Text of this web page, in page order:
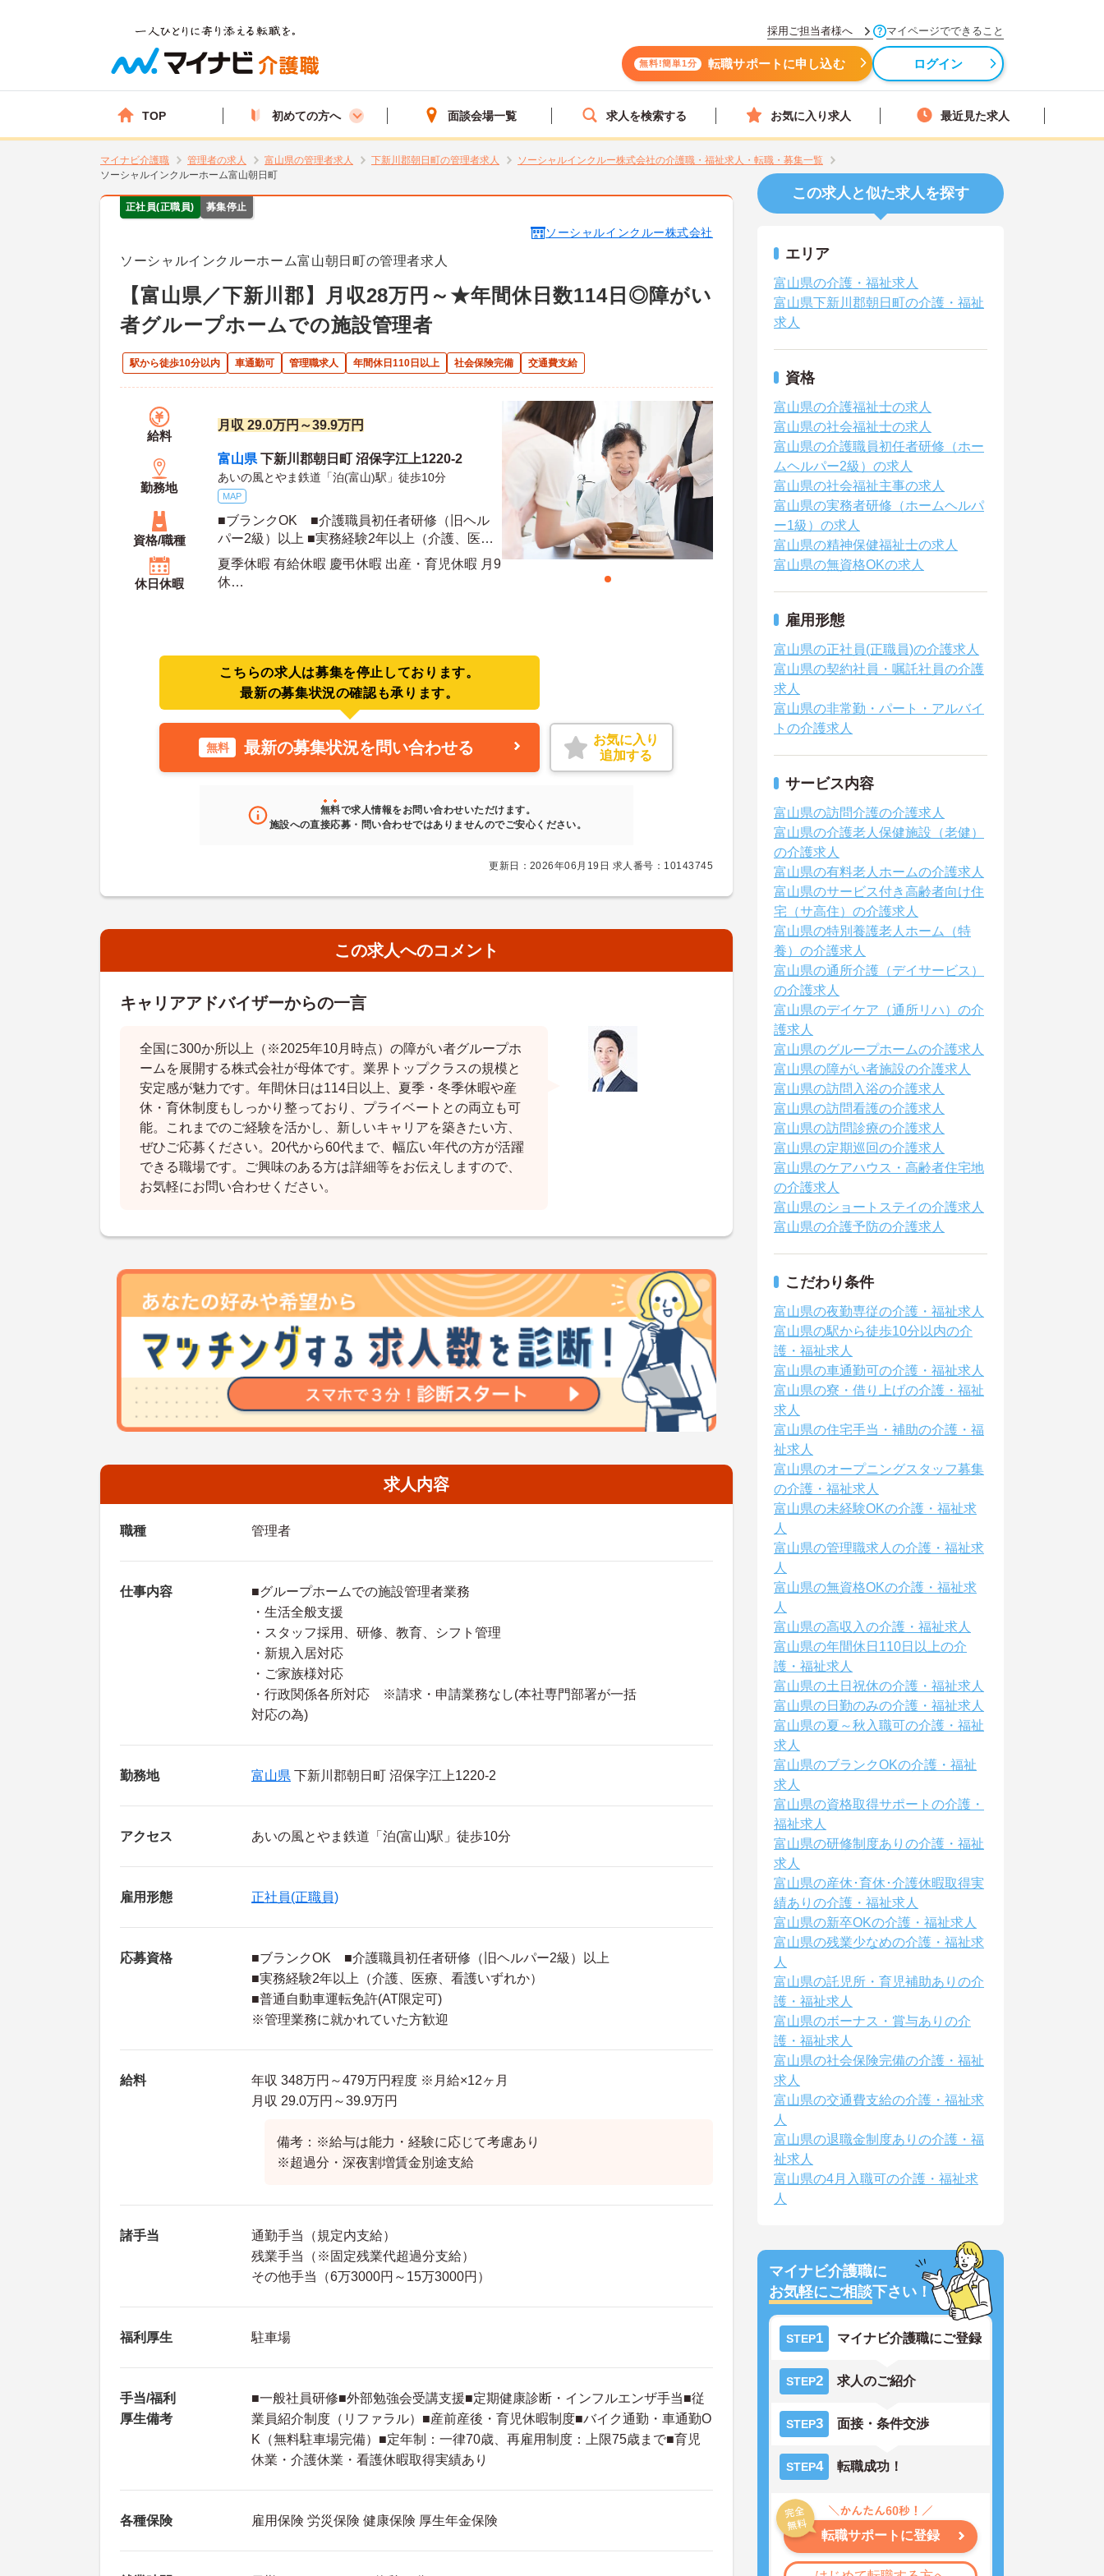
採用ご担当者様へ マイページでできること
無料!簡単1分 転職サポートに申し込む ログイン
TOP 初めての方へ 面談会場一覧 求人を検索する お気に入り求人 最近見た求人
マイナビ介護職 管理者の求人 富山県の管理者求人 下新川郡朝日町の管理者求人
ソーシャルインクルー株式会社の介護職・福祉求人・転職・募集一覧
ソーシャルインクルーホーム富山朝日町
正社員(正職員) 募集停止
ソーシャルインクルー株式会社
ソーシャルインクルーホーム富山朝日町の管理者求人
【富山県／下新川郡】月収28万円～★年間休日数114日◎障がい
者グループホームでの施設管理者
駅から徒歩10分以内 車通勤可 管理職求人 年間休日110日以上 社会保険完備 交通費支給
給料
月収 29.0万円～39.9万円
勤務地
富山県 下新川郡朝日町 沼保字江上1220-2
あいの風とやま鉄道「泊(富山)駅」徒歩10分
MAP
資格/職種
■ブランクOK ■介護職員初任者研修（旧ヘル
パー2級）以上 ■実務経験2年以上（介護、医
療、看護いずれか） ■普通自動車運転免許(AT限
定可) ※管理業務に就かれていた方歓迎
休日休暇
夏季休暇 有給休暇 慶弔休暇 出産・育児休暇 月9
休
こちらの求人は募集を停止しております。
最新の募集状況の確認も承ります。
無料 最新の募集状況を問い合わせる
お気に入り
追加する
無料で求人情報をお問い合わせいただけます。
施設への直接応募・問い合わせではありませんのでご安心ください。
更新日：2026年06月19日 求人番号：10143745
この求人へのコメント
キャリアアドバイザーからの一言
全国に300か所以上（※2025年10月時点）の障がい者グループホ
ームを展開する株式会社が母体です。業界トップクラスの規模と
安定感が魅力です。年間休日は114日以上、夏季・冬季休暇や産
休・育休制度もしっかり整っており、プライベートとの両立も可
能。これまでのご経験を活かし、新しいキャリアを築きたい方、
ぜひご応募ください。20代から60代まで、幅広い年代の方が活躍
できる職場です。ご興味のある方は詳細等をお伝えしますので、
お気軽にお問い合わせください。
求人内容
職種 管理者
仕事内容
■グループホームでの施設管理者業務
・生活全般支援
・スタッフ採用、研修、教育、シフト管理
・新規入居対応
・ご家族様対応
・行政関係各所対応 ※請求・申請業務なし(本社専門部署が一括
対応の為)
勤務地 富山県 下新川郡朝日町 沼保字江上1220-2
アクセス あいの風とやま鉄道「泊(富山)駅」徒歩10分
雇用形態 正社員(正職員)
応募資格
■ブランクOK ■介護職員初任者研修（旧ヘルパー2級）以上
■実務経験2年以上（介護、医療、看護いずれか）
■普通自動車運転免許(AT限定可)
※管理業務に就かれていた方歓迎
給料
年収 348万円～479万円程度 ※月給×12ヶ月
月収 29.0万円～39.9万円
備考：※給与は能力・経験に応じて考慮あり
※超過分・深夜割増賃金別途支給
諸手当
通勤手当（規定内支給）
残業手当（※固定残業代超過分支給）
その他手当（6万3000円～15万3000円）
福利厚生 駐車場
手当/福利
厚生備考
■一般社員研修■外部勉強会受講支援■定期健康診断・インフルエンザ手当■従
業員紹介制度（リファラル）■産前産後・育児休暇制度■バイク通勤・車通勤O
K（無料駐車場完備）■定年制：一律70歳、再雇用制度：上限75歳まで■育児
休業・介護休業・看護休暇取得実績あり
各種保険 雇用保険 労災保険 健康保険 厚生年金保険
この求人と似た求人を探す
エリア
富山県の介護・福祉求人
富山県下新川郡朝日町の介護・福祉
求人
資格
富山県の介護福祉士の求人
富山県の社会福祉士の求人
富山県の介護職員初任者研修（ホー
ムヘルパー2級）の求人
富山県の社会福祉主事の求人
富山県の実務者研修（ホームヘルパ
ー1級）の求人
富山県の精神保健福祉士の求人
富山県の無資格OKの求人
雇用形態
富山県の正社員(正職員)の介護求人
富山県の契約社員・嘱託社員の介護
求人
富山県の非常勤・パート・アルバイ
トの介護求人
サービス内容
富山県の訪問介護の介護求人
富山県の介護老人保健施設（老健）
の介護求人
富山県の有料老人ホームの介護求人
富山県のサービス付き高齢者向け住
宅（サ高住）の介護求人
富山県の特別養護老人ホーム（特
養）の介護求人
富山県の通所介護（デイサービス）
の介護求人
富山県のデイケア（通所リハ）の介
護求人
富山県のグループホームの介護求人
富山県の障がい者施設の介護求人
富山県の訪問入浴の介護求人
富山県の訪問看護の介護求人
富山県の訪問診療の介護求人
富山県の定期巡回の介護求人
富山県のケアハウス・高齢者住宅地
の介護求人
富山県のショートステイの介護求人
富山県の介護予防の介護求人
こだわり条件
富山県の夜勤専従の介護・福祉求人
富山県の駅から徒歩10分以内の介
護・福祉求人
富山県の車通勤可の介護・福祉求人
富山県の寮・借り上げの介護・福祉
求人
富山県の住宅手当・補助の介護・福
祉求人
富山県のオープニングスタッフ募集
の介護・福祉求人
富山県の未経験OKの介護・福祉求
人
富山県の管理職求人の介護・福祉求
人
富山県の無資格OKの介護・福祉求
人
富山県の高収入の介護・福祉求人
富山県の年間休日110日以上の介
護・福祉求人
富山県の土日祝休の介護・福祉求人
富山県の日勤のみの介護・福祉求人
富山県の夏～秋入職可の介護・福祉
求人
富山県のブランクOKの介護・福祉
求人
富山県の資格取得サポートの介護・
福祉求人
富山県の研修制度ありの介護・福祉
求人
富山県の産休･育休･介護休暇取得実
績ありの介護・福祉求人
富山県の新卒OKの介護・福祉求人
富山県の残業少なめの介護・福祉求
人
富山県の託児所・育児補助ありの介
護・福祉求人
富山県のボーナス・賞与ありの介
護・福祉求人
富山県の社会保険完備の介護・福祉
求人
富山県の交通費支給の介護・福祉求
人
富山県の退職金制度ありの介護・福
祉求人
富山県の4月入職可の介護・福祉求
人
マイナビ介護職に
お気軽にご相談下さい！
STEP1 マイナビ介護職にご登録
STEP2 求人のご紹介
STEP3 面接・条件交渉
STEP4 転職成功！
転職サポートに登録